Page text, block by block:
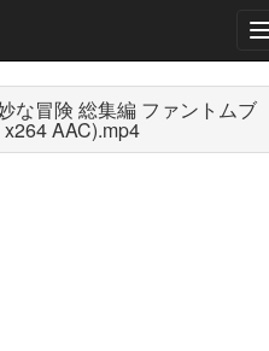
な冒険 総集編 ファントムブ
AAC).mp4